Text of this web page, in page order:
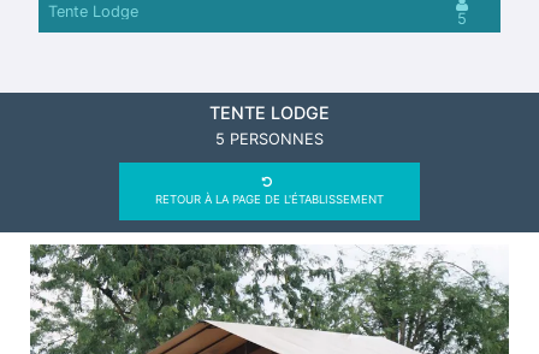
Tente Lodge 5
TENTE LODGE
5 PERSONNES
RETOUR À LA PAGE DE L'ÉTABLISSEMENT